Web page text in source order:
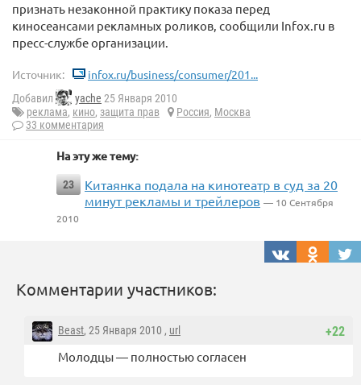
признать незаконной практику показа перед
киносеансами рекламных роликов, сообщили Infox.ru в
пресс-службе организации.
Источник: infox.ru/business/consumer/201...
Добавил yache 25 Января 2010
реклама, кино, защита прав Россия, Москва
33 комментария
На эту же тему:
23
Китаянка подала на кинотеатр в суд за 20
минут рекламы и трейлеров — 10 Сентября
2010
Комментарии участников:
+22
Beast, 25 Января 2010 , url
Молодцы — полностью согласен